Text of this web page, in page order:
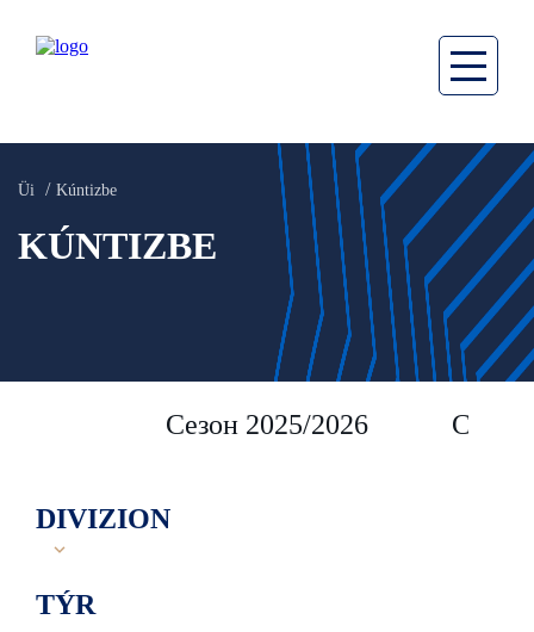
Üi Kúntizbe
KÚNTIZBE
Сезон 2025/2026 Сезон
DIVIZION
TÝR